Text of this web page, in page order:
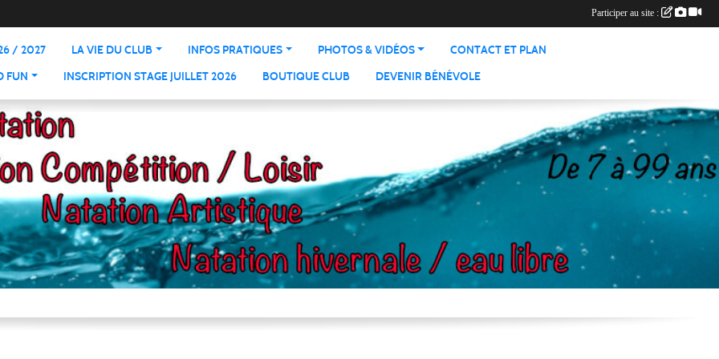
/ 2027 LA VIE DU CLUB INFOS PRATIQUES PHOTOS & VIDÉOS
CONTACT ET PLAN
FUN
INSCRIPTION STAGE JUILLET 2026 BOUTIQUE CLUB DEVENIR BÉNÉVOLE
Participer au site :